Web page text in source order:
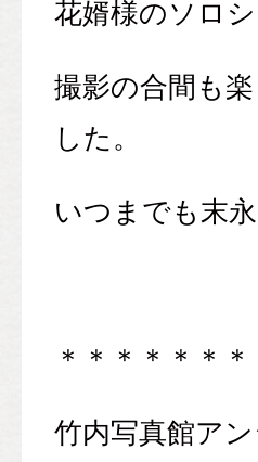
花婿様のソロ
撮影の合間も
した。
いつまでも末
＊＊＊＊＊＊
竹内写真館ア